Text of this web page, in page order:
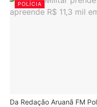
POLÍCIA
Da Redação Aruanã FM